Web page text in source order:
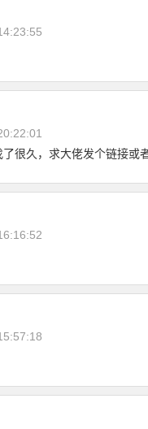
很久，求大佬发个链接